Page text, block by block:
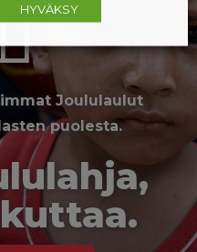
Joululaulut
puolesta.
HYVÄKSY